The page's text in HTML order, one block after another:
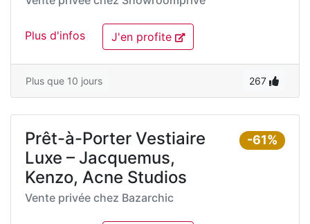
Plus d'infos J'en profite
Plus que 10 jours 267
-61%
Prêt-à-Porter Vestiaire
Luxe – Jacquemus,
Kenzo, Acne Studios
Vente privée chez Bazarchic